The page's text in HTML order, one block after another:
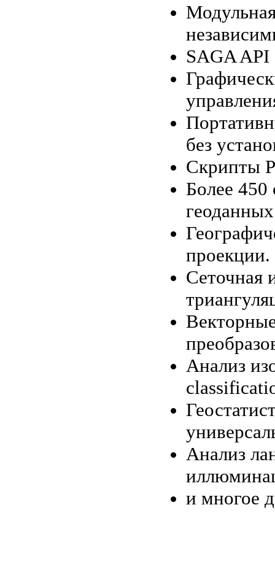
SAGA
без
Скрипты
Более 450
проекции.
Сеточная
Анализ
Анализ
и многое